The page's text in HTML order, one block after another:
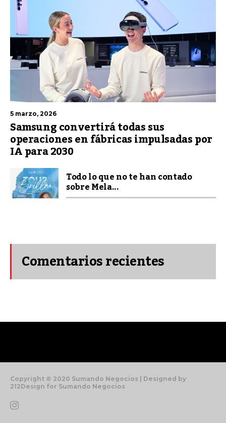
5 marzo, 2026
Samsung convertirá todas sus
operaciones en fábricas impulsadas por
IA para 2030
Todo lo que no te han contado
sobre Mela...
Comentarios recientes
Copyright © 2020 Sumando Negocios | Designed by
212Design for Sumando Negocios